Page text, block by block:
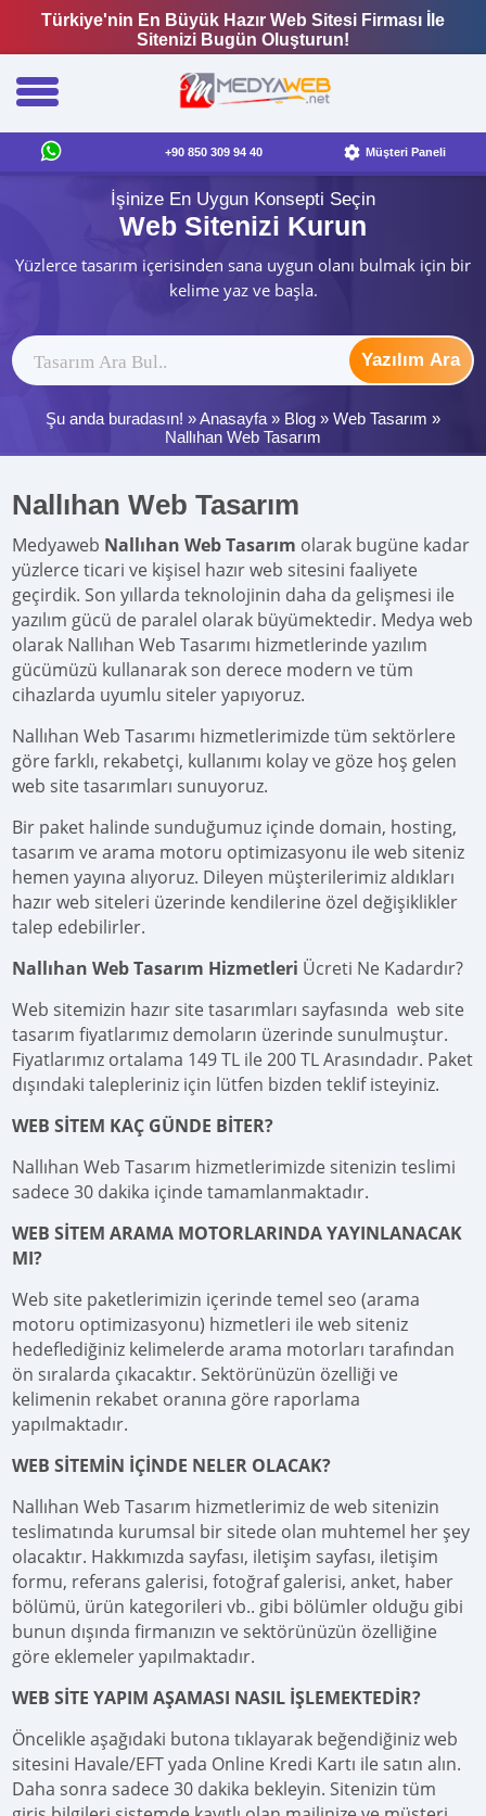
Türkiye'nin En Büyük Hazır Web Sitesi Firması İle
Sitenizi Bugün Oluşturun!
+90 850 309 94 40 Müşteri Paneli
İşinize En Uygun Konsepti Seçin
Web Sitenizi Kurun
Yüzlerce tasarım içerisinden sana uygun olanı bulmak için bir
kelime yaz ve başla.
Yazılım Ara
Şu anda buradasın! »Anasayfa » Blog » Web Tasarım »
Nallıhan Web Tasarım
Nallıhan Web Tasarım
Medyaweb Nallıhan Web Tasarım olarak bugüne kadar
yüzlerce ticari ve kişisel hazır web sitesini faaliyete
geçirdik. Son yıllarda teknolojinin daha da gelişmesi ile
yazılım gücü de paralel olarak büyümektedir. Medya web
olarak Nallıhan Web Tasarımı hizmetlerinde yazılım
gücümüzü kullanarak son derece modern ve tüm
cihazlarda uyumlu siteler yapıyoruz.
Nallıhan Web Tasarımı hizmetlerimizde tüm sektörlere
göre farklı, rekabetçi, kullanımı kolay ve göze hoş gelen
web site tasarımları sunuyoruz.
Bir paket halinde sunduğumuz içinde domain, hosting,
tasarım ve arama motoru optimizasyonu ile web siteniz
hemen yayına alıyoruz. Dileyen müşterilerimiz aldıkları
hazır web siteleri üzerinde kendilerine özel değişiklikler
talep edebilirler.
Nallıhan Web Tasarım Hizmetleri Ücreti Ne Kadardır?
Web sitemizin hazır site tasarımları sayfasında web site
tasarım fiyatlarımız demoların üzerinde sunulmuştur.
Fiyatlarımız ortalama 149 TL ile 200 TL Arasındadır. Paket
dışındaki talepleriniz için lütfen bizden teklif isteyiniz.
WEB SİTEM KAÇ GÜNDE BİTER?
Nallıhan Web Tasarım hizmetlerimizde sitenizin teslimi
sadece 30 dakika içinde tamamlanmaktadır.
WEB SİTEM ARAMA MOTORLARINDA YAYINLANACAK
MI?
Web site paketlerimizin içerinde temel seo (arama
motoru optimizasyonu) hizmetleri ile web siteniz
hedeflediğiniz kelimelerde arama motorları tarafından
ön sıralarda çıkacaktır. Sektörünüzün özelliği ve
kelimenin rekabet oranına göre raporlama
yapılmaktadır.
WEB SİTEMİN İÇİNDE NELER OLACAK?
Nallıhan Web Tasarım hizmetlerimiz de web sitenizin
teslimatında kurumsal bir sitede olan muhtemel her şey
olacaktır. Hakkımızda sayfası, iletişim sayfası, iletişim
formu, referans galerisi, fotoğraf galerisi, anket, haber
bölümü, ürün kategorileri vb.. gibi bölümler olduğu gibi
bunun dışında firmanızın ve sektörünüzün özelliğine
göre eklemeler yapılmaktadır.
WEB SİTE YAPIM AŞAMASI NASIL İŞLEMEKTEDİR?
Öncelikle aşağıdaki butona tıklayarak beğendiğiniz web
sitesini Havale/EFT yada Online Kredi Kartı ile satın alın.
Daha sonra sadece 30 dakika bekleyin. Sitenizin tüm